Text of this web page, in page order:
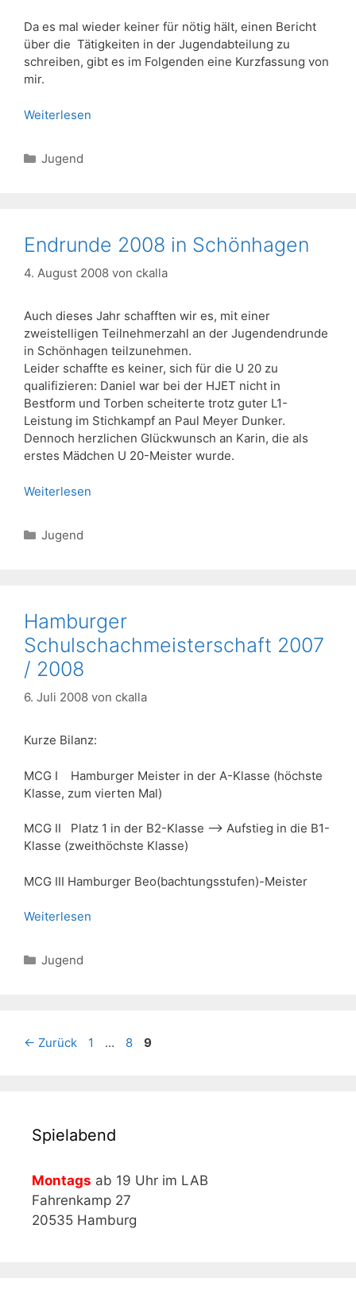
Da es mal wieder keiner für nötig hält, einen Bericht
über die Tätigkeiten in der Jugendabteilung zu
schreiben, gibt es im Folgenden eine Kurzfassung von
mir.
Weiterlesen
Kategorien
Jugend
Endrunde 2008 in Schönhagen
4. August 2008 von ckalla
Auch dieses Jahr schafften wir es, mit einer
zweistelligen Teilnehmerzahl an der Jugendendrunde
in Schönhagen teilzunehmen.
Leider schaffte es keiner, sich für die U 20 zu
qualifizieren: Daniel war bei der HJET nicht in
Bestform und Torben scheiterte trotz guter L1-
Leistung im Stichkampf an Paul Meyer Dunker.
Dennoch herzlichen Glückwunsch an Karin, die als
erstes Mädchen U 20-Meister wurde.
Weiterlesen
Kategorien
Jugend
Hamburger
Schulschachmeisterschaft 2007
/ 2008
6. Juli 2008 von ckalla
Kurze Bilanz:
MCG I Hamburger Meister in der A-Klasse (höchste
Klasse, zum vierten Mal)
MCG II Platz 1 in der B2-Klasse –> Aufstieg in die B1-
Klasse (zweithöchste Klasse)
MCG III Hamburger Beo(bachtungsstufen)-Meister
Weiterlesen
Kategorien
Jugend
← Zurück Seite
1 … Seite
8 Seite
9
Spielabend
Montags ab 19 Uhr im LAB
Fahrenkamp 27
20535 Hamburg